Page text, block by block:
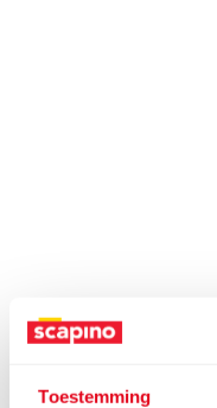
Toestemming